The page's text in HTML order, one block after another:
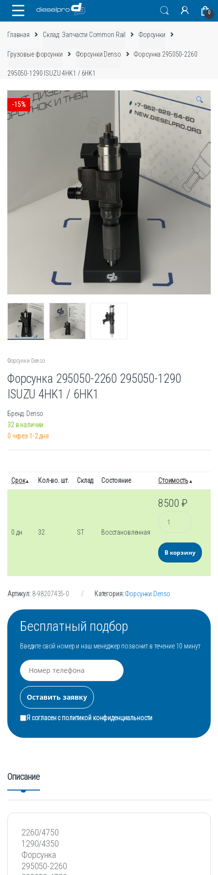
0
Главная Склад: Запчасти Common Rail Форсунки
Грузовые форсунки Форсунки Denso Форсунка 295050-2260
295050-1290 ISUZU 4HK1 / 6HK1
-15%
Форсунки Denso
Форсунка 295050-2260 295050-1290
ISUZU 4HK1 / 6HK1
Бренд: Denso
32 в наличии
0 через 1-2 дня
Срок Кол-во. шт. Склад Состояние Стоимость
0 дн 32 ST Восстановленная
8500₽
Количество
В корзину
Артикул: 8-98207435-0 Категория:Форсунки Denso
Бесплатный подбор
Введите свой номер и наш менеджер позвонит в течение 10 минут
Я согласен сполитикой конфиденциальности
Описание
2260/4750
1290/4350
Форсунка
295050-2260